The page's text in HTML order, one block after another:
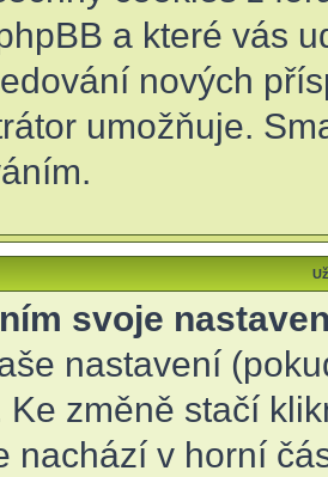
a které vás
nových
umožňuje.
svoje
nastavení
Ke změně stačí
nachází v horní